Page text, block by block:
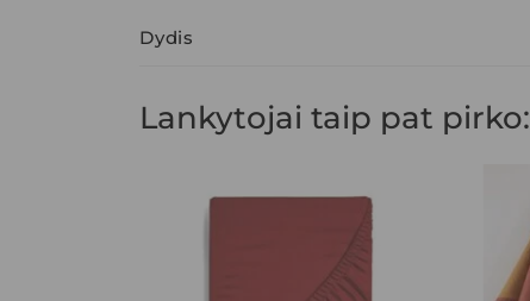
Dydis
Lankytojai taip pat pirko: